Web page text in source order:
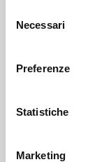
delNecessari
Preferenze
Statistiche
Marketing